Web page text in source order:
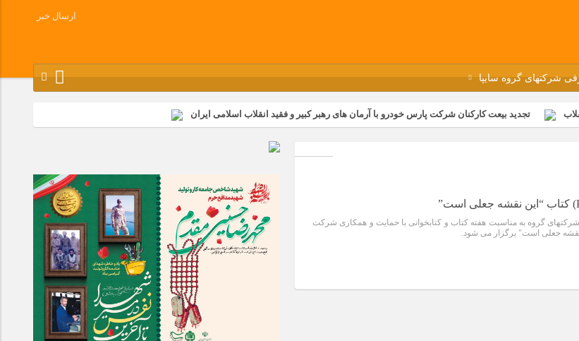
ارسال خبر
شرکتهای گروه سایپا
تجدید بیعت کارکنان شرکت پارس خودرو با آرمان های رهبر کبیر و فقید انقلاب اسلامی ایران
مگاموتور تیم شهدای مگاموتور در بزرگترین مسابقات گل کوچک جهان شرکت کرد
شرکتهای گروه به مناسبت هفته کتاب و کتابخوانی با حمایت و همکاری شرکت
نقشه جعلی است" برگزار می شود.